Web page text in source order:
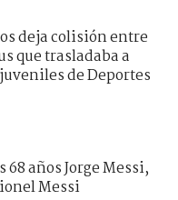
deja colisión entre
que trasladaba a
de Deportes
68 años Jorge Messi,
Messi